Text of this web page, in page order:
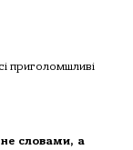
приголомшливі
не словами, а